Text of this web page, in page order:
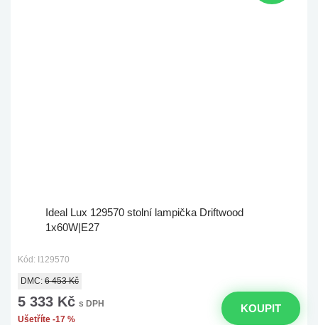
Ideal Lux 129570 stolní lampička Driftwood
1x60W|E27
Kód: I129570
DMC: 6 453 Kč
5 333 Kč s DPH
Ušetříte -17 %
KOUPIT